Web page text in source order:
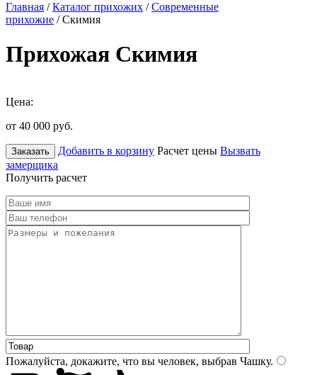
Главная /Каталог прихожих /Современные
прихожие / Скимия
Прихожая Скимия
Цена:
от 40 000 руб.
Заказать Добавить в корзину Расчет цены Вызвать
замерщика
Получить расчет
Пожалуйста, докажите, что вы человек, выбрав Чашку.